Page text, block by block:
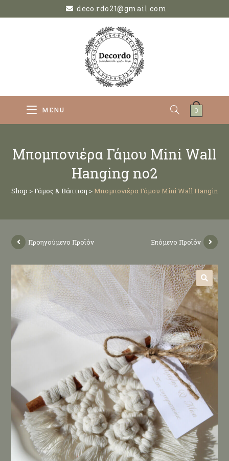
deco.rdo21@gmail.com
0
MENU
Μπομπονιέρα Γάμου Mini Wall
Hanging no2
Shop >Γάμος & Βάπτιση > Μπομπονιέρα Γάμου Mini Wall Hanging
Προηγούμενο Προϊόν Επόμενο Προϊόν
🔍